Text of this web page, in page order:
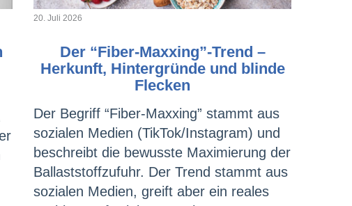
20. Juli 2026
Der “Fiber-Maxxing”-Trend –
Herkunft, Hintergründe und blinde
Flecken
Der Begriff “Fiber-Maxxing” stammt aus
sozialen Medien (TikTok/Instagram) und
beschreibt die bewusste Maximierung der
Ballaststoffzufuhr. Der Trend stammt aus
sozialen Medien, greift aber ein reales